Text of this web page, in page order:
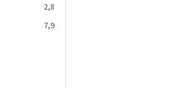
2,8
7,9